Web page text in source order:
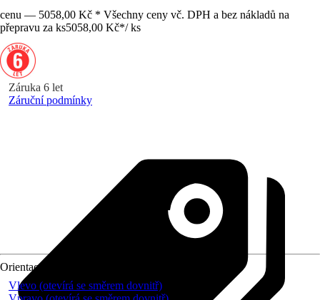
cenu — 5058,00 Kč * Všechny ceny vč. DPH a bez nákladů na
přepravu za ks5058,00 Kč*/ ks
Záruka 6 let
Záruční podmínky
Orientace
Vlevo (otevírá se směrem dovnitř)